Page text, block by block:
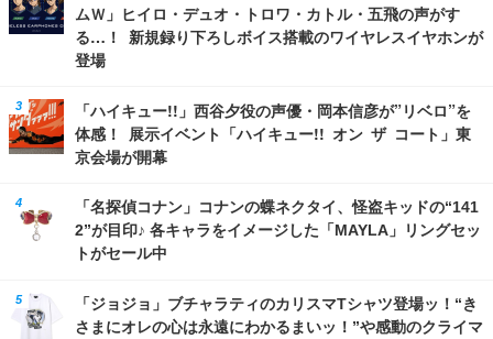
ムＷ」ヒイロ・デュオ・トロワ・カトル・五飛の声がす
る…！ 新規録り下ろしボイス搭載のワイヤレスイヤホンが
登場
「ハイキュー!!」西谷夕役の声優・岡本信彦が”リベロ”を
体感！ 展示イベント「ハイキュー!! オン ザ コート」東
京会場が開幕
「名探偵コナン」コナンの蝶ネクタイ、怪盗キッドの“141
2”が目印♪ 各キャラをイメージした「MAYLA」リングセッ
トがセール中
「ジョジョ」ブチャラティのカリスマTシャツ登場ッ！“き
さまにオレの心は永遠にわかるまいッ！”や感動のクライマ